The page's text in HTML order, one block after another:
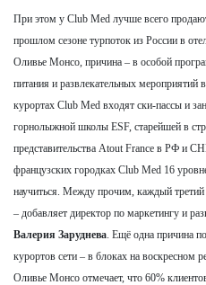
При этом у Club Med лучше всего
прошлом сезоне турпоток из России в
Оливье Монсо, причина – в особой
питания и развлекательных мероприятий
курортах Club Med входят ски-пассы и
горнолыжной школы ESF, старейшей в
представительства Atout France в РФ и
французских городках Club Med 16
научиться. Между прочим, каждый
– добавляет директор по маркетингу и
Валерия Заруднева . Ещё одна причина
курортов сети – в блоках на воскресном
Оливье Монсо отмечает, что 60%